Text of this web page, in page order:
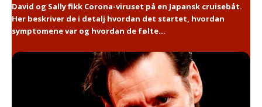
David og Sally fikk Corona-viruset på en Japansk cruisebåt.
Her beskriver de i detalj hvordan det startet, hvordan
symptomene var og hvordan de følte...